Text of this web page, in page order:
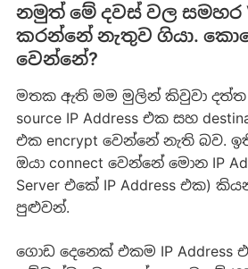
නමුත් මේ දවස් වල සමහර
කරන්නේ නැතුව ගියා.
වෙන්නේ?
මතක ඇති මම මුලින් කිවුවා දත්ත
source IP Address එක සහ
එක encrypt වෙන්නේ නැති බව.
ඔයා connect වෙන්නේ මොන IP
Server එකේ IP Address එක)
පුළුවන්.
ගොඩ දෙනෙක් එකම IP